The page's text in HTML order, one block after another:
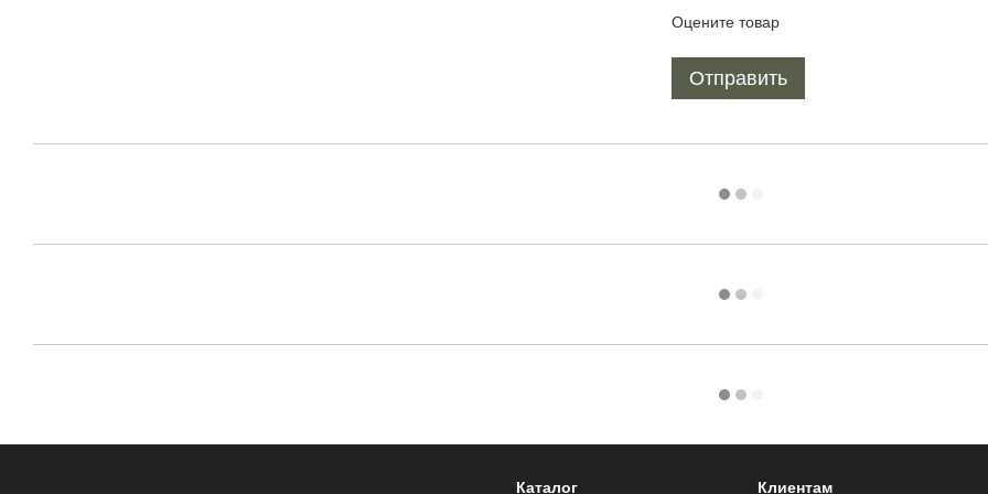
Оцените товар
Отправить
Каталог Клиентам